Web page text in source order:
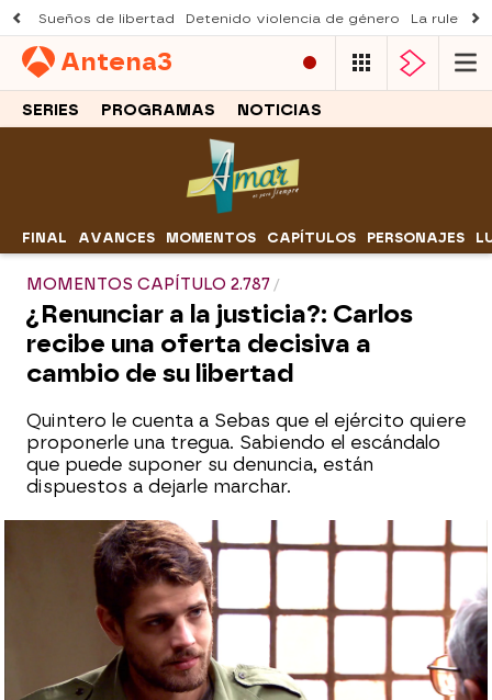
Sueños de libertad Detenido violencia de género La ruleta
Antena3
SERIES PROGRAMAS NOTICIAS
FINAL AVANCES MOMENTOS CAPÍTULOS PERSONAJES
MOMENTOS CAPÍTULO 2.787
¿Renunciar a la justicia?: Carlos
recibe una oferta decisiva a
cambio de su libertad
Quintero le cuenta a Sebas que el ejército quiere
proponerle una tregua. Sabiendo el escándalo
que puede suponer su denuncia, están
dispuestos a dejarle marchar.
Manolita da la clave para la última
oportunidad de Carlos de salir de la cárcel:
“No está todo perdido”